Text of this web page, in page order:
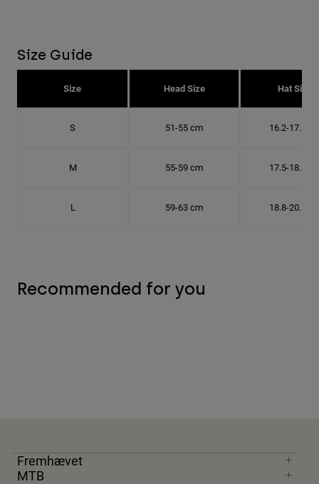
Size Guide
Size Head Size Hat Size
S 51-55 cm 16.2-17.5
M 55-59 cm 17.5-18.8
L 59-63 cm 18.8-20.1
Recommended for you
Fremhævet
MTB